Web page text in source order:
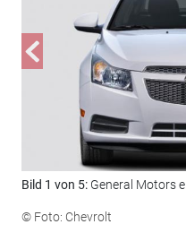
Bild 1 von 5: General Motors
© Foto: Chevrolt